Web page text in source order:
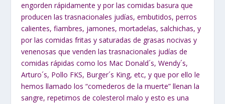
engorden rápidamente y por las comidas basura que
producen las trasnacionales judías, embutidos, perros
calientes, fiambres, jamones, mortadelas, salchichas, y
por las comidas fritas y saturadas de grasas nocivas y
venenosas que venden las trasnacionales judías de
comidas rápidas como los Mac Donald´s, Wendy´s,
Arturo´s, Pollo FKS, Burger´s King, etc, y que por ello le
hemos llamado los “comederos de la muerte” llenan la
sangre, repetimos de colesterol malo y esto es una